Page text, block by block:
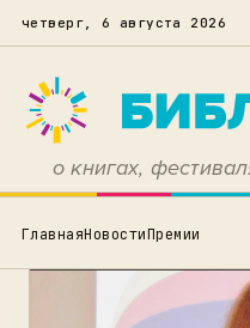
четверг, 6 августа 2026
о книгах,
ГлавнаяНовостиПремии